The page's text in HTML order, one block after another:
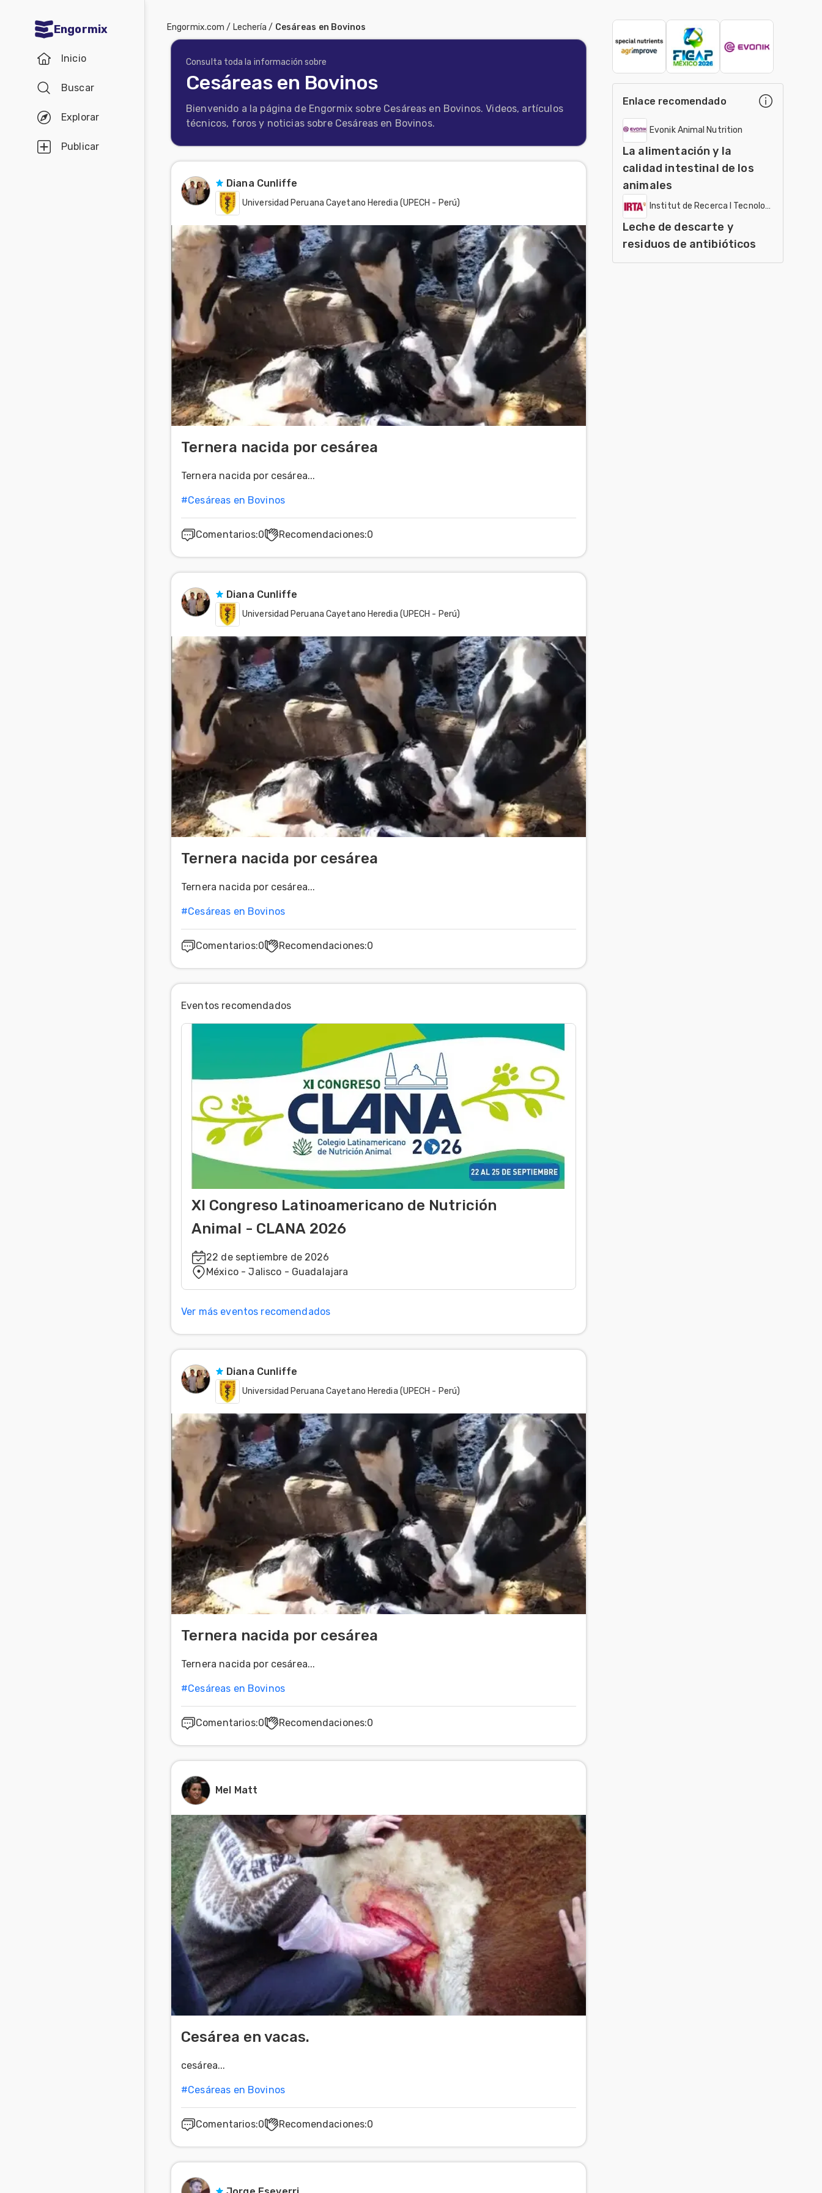
Engormix
Inicio
Buscar
Explorar
Publicar
Agricultura
Balanceados
Avicultura
Ganadería
Lechería
Micotoxinas
Porcicultura
Mascotas
Engormix.com / Lechería / Cesáreas en Bovinos
Consulta toda la información sobre
Cesáreas en Bovinos
Bienvenido a la página de Engormix sobre Cesáreas en Bovinos. Videos, artículos
técnicos, foros y noticias sobre Cesáreas en Bovinos.
Diana Cunliffe
Universidad Peruana Cayetano Heredia (UPECH - Perú)
Ternera nacida por cesárea
Ternera nacida por cesárea...
#Cesáreas en Bovinos
Comentarios:0 Recomendaciones:0
Diana Cunliffe
Universidad Peruana Cayetano Heredia (UPECH - Perú)
Ternera nacida por cesárea
Ternera nacida por cesárea...
#Cesáreas en Bovinos
Comentarios:0 Recomendaciones:0
Eventos recomendados
XI Congreso Latinoamericano de Nutrición
Animal - CLANA 2026
22 de septiembre de 2026
México - Jalisco - Guadalajara
Ver más eventos recomendados
Diana Cunliffe
Universidad Peruana Cayetano Heredia (UPECH - Perú)
Ternera nacida por cesárea
Ternera nacida por cesárea...
#Cesáreas en Bovinos
Comentarios:0 Recomendaciones:0
Mel Matt
Cesárea en vacas.
cesárea...
#Cesáreas en Bovinos
Comentarios:0 Recomendaciones:0
Enlace recomendado
Evonik Animal Nutrition
La alimentación y la
calidad intestinal de los
animales
Institut de Recerca I Tecnologia
Leche de descarte y
residuos de antibióticos